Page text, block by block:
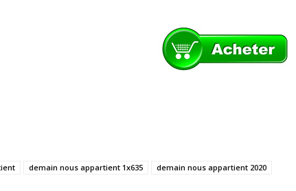
demain nous appartient 1x635
demain nous appartient 2020